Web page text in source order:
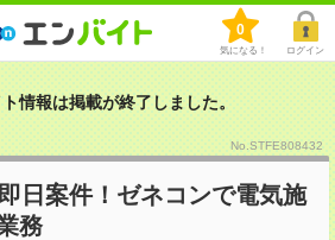
0
気になる！ ログイン
情報は掲載が終了しました。
No.STFE808432
日案件！ゼネコンで電気施
務